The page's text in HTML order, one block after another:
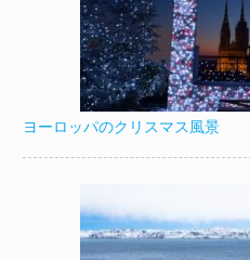
ヨーロッパのクリスマス風景